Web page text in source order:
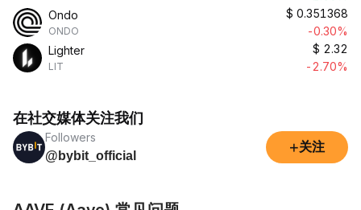
Ondo
ONDO
$ 0.351368
-0.30%
Lighter
LIT
$ 2.32
-2.70%
在社交媒体关注我们
Followers
@bybit_official
+关注